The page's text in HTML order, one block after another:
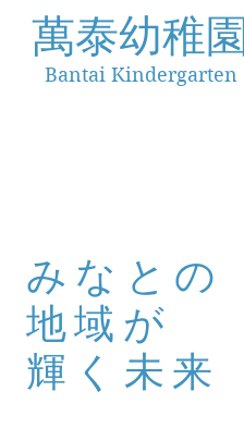
萬泰幼稚園
Bantai Kindergarten
みなとの
地域が
輝く未来